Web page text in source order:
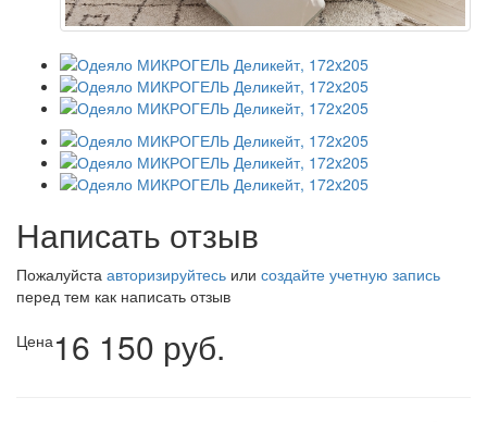
Написать отзыв
Пожалуйста авторизируйтесь или создайте учетную запись
перед тем как написать отзыв
Цена16 150 руб.